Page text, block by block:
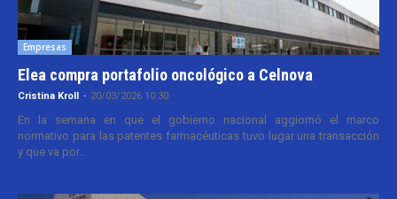
Empresas
Elea compra portafolio oncológico a Celnova
Cristina Kroll - 20/03/2026 10:30
En la semana en que el gobierno nacional aggiornó el marco
normativo para las patentes farmacéuticas tuvo lugar una transacción
y que va por...